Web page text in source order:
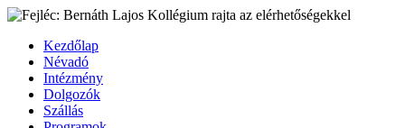
Kezdőlap
Névadó
Intézmény
Dolgozók
Szállás